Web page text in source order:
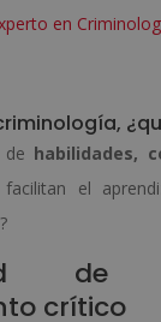
en
habilidades,
el
crítico